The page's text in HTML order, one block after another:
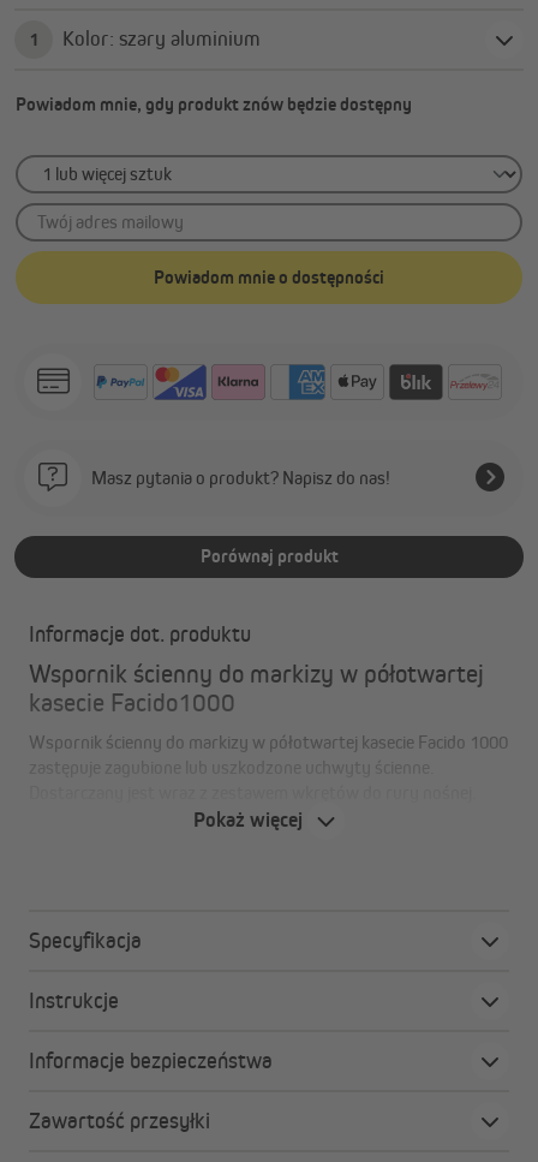
1 Kolor: szary aluminium
Powiadom mnie, gdy produkt znów będzie dostępny
Twój adres mailowy
Powiadom mnie o dostępności
Masz pytania o produkt? Napisz do nas!
Porównaj produkt
Informacje dot. produktu
Wspornik ścienny do markizy w półotwartej
kasecie Facido1000
Wspornik ścienny do markizy w półotwartej kasecie Facido 1000
W zestawie nie ma wkrętów do montażu na ścianie.
Zalety wspornika ściennego do markizy w
półotwartej kasecie Facido 1000
Oryginalna jakość
Łatwa wymiana i wydłużenie żywotności:
markizy.
Pokaż więcej
Specyfikacja
Instrukcje
Informacje bezpieczeństwa
Zawartość przesyłki